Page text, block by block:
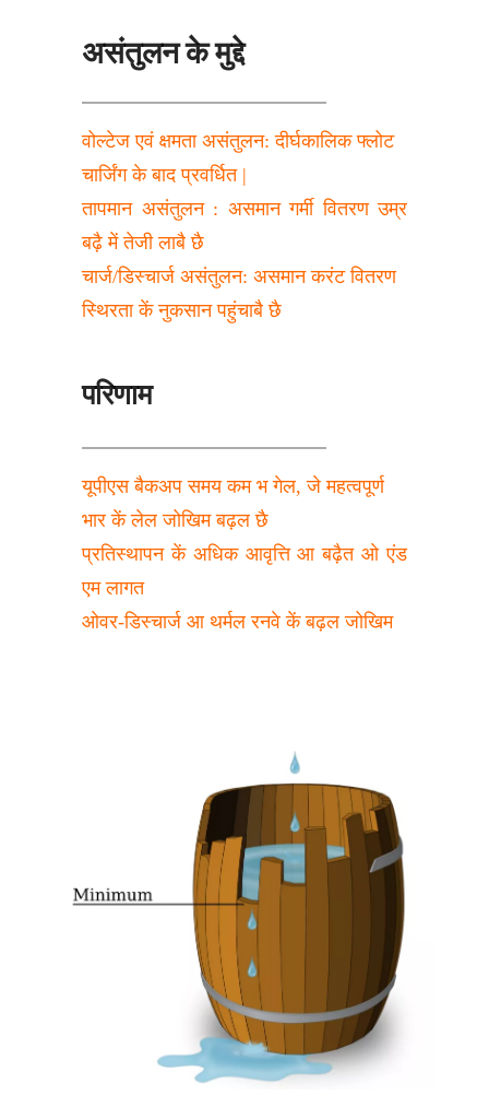
असंतुलन के मुद्दे
वोल्टेज एवं क्षमता असंतुलन: दीर्घकालिक फ्लोट
चार्जिंग के बाद प्रवर्धित |
तापमान असंतुलन : असमान गर्मी वितरण उम्र
बढ़ै में तेजी लाबै छै
चार्ज/डिस्चार्ज असंतुलन: असमान करंट वितरण
स्थिरता कें नुकसान पहुंचाबै छै
परिणाम
यूपीएस बैकअप समय कम भ गेल, जे महत्वपूर्ण
भार कें लेल जोखिम बढ़ल छै
प्रतिस्थापन कें अधिक आवृत्ति आ बढ़ैत ओ एंड
एम लागत
ओवर-डिस्चार्ज आ थर्मल रनवे कें बढ़ल जोखिम